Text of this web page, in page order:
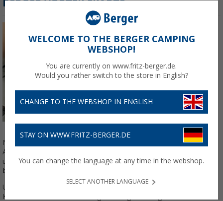
BERGER VORTEILSKARTE
Nutze deine digitale Vorteilskarte und profitiere von exklusiven
Angeboten, wo immer du möchtest – sei es online oder in einer
unserer über 100 Berger Fachmärkte.Jetzt kostenlos
beantragen!
Um deine Vorteilskarte zu erhalten, kannst du diese in deinem
Kundenkonto oder bei der Registrierung beantragen. Du findest sie
WELCOME TO THE BERGER CAMPING
WEBSHOP!
You are currently on www.fritz-berger.de.
Would you rather switch to the store in English?
CHANGE TO THE WEBSHOP IN ENGLISH
STAY ON WWW.FRITZ-BERGER.DE
You can change the language at any time in the webshop.
SELECT ANOTHER LANGUAGE